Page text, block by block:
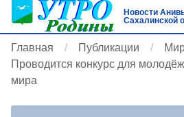
Новости
Сахалинской
Главная Публикации
Проводится конкурс для
мира